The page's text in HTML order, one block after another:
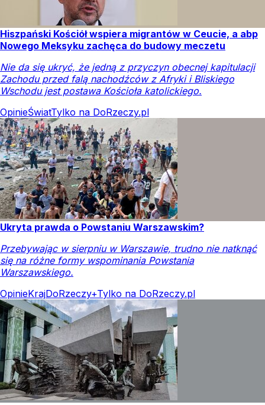
Hiszpański Kościół wspiera migrantów w Ceucie, a abp
Nowego Meksyku zachęca do budowy meczetu
Nie da się ukryć, że jedną z przyczyn obecnej kapitulacji
Zachodu przed falą nachodźców z Afryki i Bliskiego
Wschodu jest postawa Kościoła katolickiego.
OpinieŚwiatTylko na DoRzeczy.pl
Ukryta prawda o Powstaniu Warszawskim?
Przebywając w sierpniu w Warszawie, trudno nie natknąć
się na różne formy wspominania Powstania
Warszawskiego.
OpinieKrajDoRzeczy+Tylko na DoRzeczy.pl